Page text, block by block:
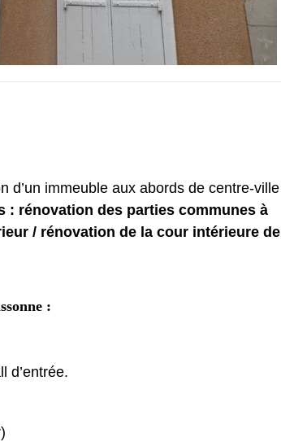
d’un immeuble aux abords de centre-ville
: rénovation des parties communes à
/ rénovation de la cour intérieure de
:
d’entrée.